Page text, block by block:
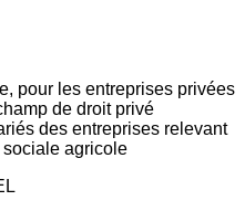
pour les entreprises privées
de droit privé
des entreprises relevant
agricole